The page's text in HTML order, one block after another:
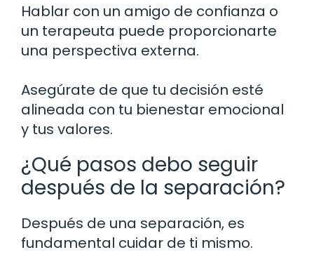
Hablar con un amigo de confianza o
un terapeuta puede proporcionarte
una perspectiva externa.
Asegúrate de que tu decisión esté
alineada con tu bienestar emocional
y tus valores.
¿Qué pasos debo seguir
después de la separación?
Después de una separación, es
fundamental cuidar de ti mismo.